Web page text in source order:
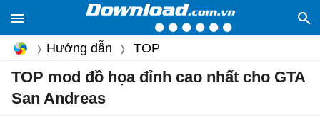
Hướng dẫn TOP
TOP mod đồ họa đỉnh cao nhất cho GTA
San Andreas